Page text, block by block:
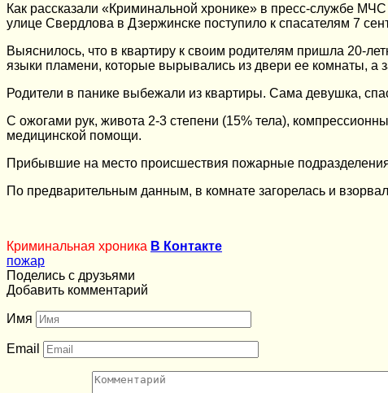
Как рассказали «Криминальной хронике» в пресс-службе
улице Свердлова в Дзержинске поступило к спасателям 7
Выяснилось, что в квартиру к своим родителям пришла 20-
языки пламени, которые вырывались из двери ее комнаты, а
Родители в панике выбежали из квартиры. Сама девушка,
С ожогами рук, живота 2-3 степени (15% тела),
медицинской помощи.
Прибывшие на место происшествия пожарные
По предварительным данным, в комнате загорелась и
Криминальная хроника В Контакте
пожар
Поделись с друзьями
Добавить комментарий
Имя
Email